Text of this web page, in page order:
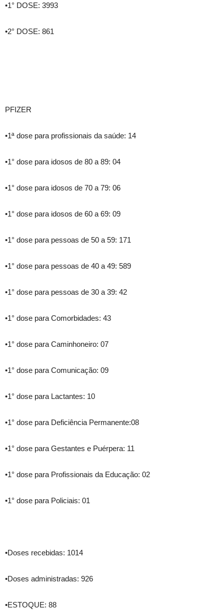
•1° DOSE: 3993
•2° DOSE: 861
PFIZER
•1ª dose para profissionais da saúde: 14
•1° dose para idosos de 80 a 89: 04
•1° dose para idosos de 70 a 79: 06
•1° dose para idosos de 60 a 69: 09
•1° dose para pessoas de 50 a 59: 171
•1° dose para pessoas de 40 a 49: 589
•1° dose para pessoas de 30 a 39: 42
•1° dose para Comorbidades: 43
•1° dose para Caminhoneiro: 07
•1° dose para Comunicação: 09
•1° dose para Lactantes: 10
•1° dose para Deficiência Permanente:08
•1° dose para Gestantes e Puérpera: 11
•1° dose para Profissionais da Educação: 02
•1° dose para Policiais: 01
•Doses recebidas: 1014
•Doses administradas: 926
•ESTOQUE: 88